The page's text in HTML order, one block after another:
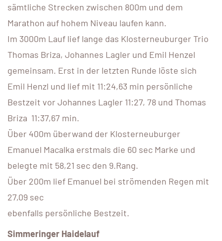
sämtliche Strecken zwischen 800m und dem
Marathon auf hohem Niveau laufen kann.
Im 3000m Lauf lief lange das Klosterneuburger Trio
Thomas Briza, Johannes Lagler und Emil Henzel
gemeinsam. Erst in der letzten Runde löste sich
Emil Henzl und lief mit 11:24,63 min persönliche
Bestzeit vor Johannes Lagler 11:27, 78 und Thomas
Briza 11:37,67 min.
Über 400m überwand der Klosterneuburger
Emanuel Macalka erstmals die 60 sec Marke und
belegte mit 58,21 sec den 9.Rang.
Über 200m lief Emanuel bei strömenden Regen mit
27,09 sec
ebenfalls persönliche Bestzeit.
Simmeringer Haidelauf